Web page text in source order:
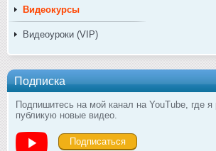
Видеокурсы
Видеоуроки (VIP)
Подписка
Подпишитесь на мой канал на YouTube, где я
публикую новые видео.
Подписаться